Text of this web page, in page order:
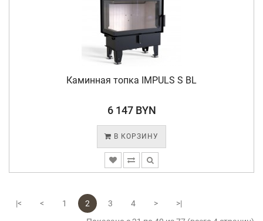
Каминная топка IMPULS S BL
6 147 BYN
В КОРЗИНУ
|< < 1 2 3 4 >
>|